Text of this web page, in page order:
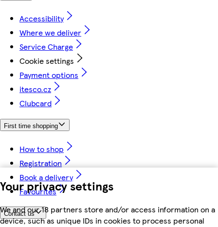
Your privacy settings
We and our 18 partners store and/or access information on a
device, such as unique IDs in cookies to process personal
Accessibility
Where we deliver
Service Charge
Cookie settings
Payment options
itesco.cz
Clubcard
First time shopping
How to shop
Registration
Book a delivery
Favourites
Contact us